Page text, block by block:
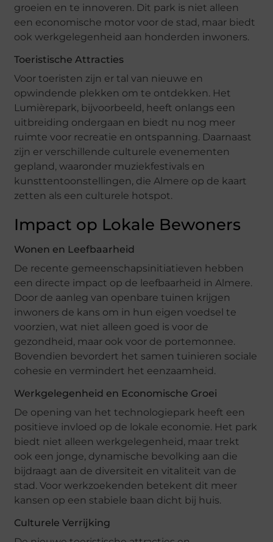
groeien en te innoveren. Dit park is niet alleen
een economische motor voor de stad, maar biedt
ook werkgelegenheid aan honderden inwoners.
Toeristische Attracties
Voor toeristen zijn er tal van nieuwe en
opwindende plekken om te ontdekken. Het
Lumièrepark, bijvoorbeeld, heeft onlangs een
uitbreiding ondergaan en biedt nu nog meer
ruimte voor recreatie en ontspanning. Daarnaast
zijn er verschillende culturele evenementen
gepland, waaronder muziekfestivals en
kunsttentoonstellingen, die Almere op de kaart
zetten als een culturele hotspot.
Impact op Lokale Bewoners
Wonen en Leefbaarheid
De recente gemeenschapsinitiatieven hebben
een directe impact op de leefbaarheid in Almere.
Door de aanleg van openbare tuinen krijgen
inwoners de kans om in hun eigen voedsel te
voorzien, wat niet alleen goed is voor de
gezondheid, maar ook voor de portemonnee.
Bovendien bevordert het samen tuinieren sociale
cohesie en vermindert het eenzaamheid.
Werkgelegenheid en Economische Groei
De opening van het technologiepark heeft een
positieve invloed op de lokale economie. Het park
biedt niet alleen werkgelegenheid, maar trekt
ook een jonge, dynamische bevolking aan die
bijdraagt aan de diversiteit en vitaliteit van de
stad. Voor werkzoekenden betekent dit meer
kansen op een stabiele baan dicht bij huis.
Culturele Verrijking